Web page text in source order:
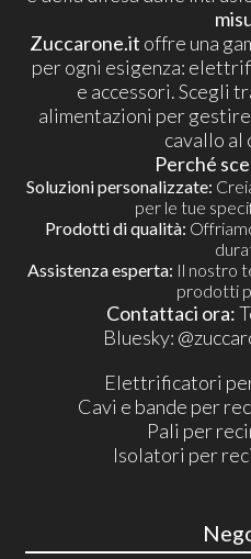
Zuccarone.it offre una
per ogni esigenza:
e accessori. Scegli
alimentazioni per
cavallo al
Perché
Soluzioni personalizzate:
per le tue
Prodotti di qualità:
Assistenza esperta: Il nostro
prodotti
Contattaci ora:
​Bluesky:
Elettrificatori
Cavi e bande per
Pali per
Isolatori per